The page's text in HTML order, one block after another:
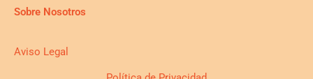
Sobre Nosotros
Aviso Legal